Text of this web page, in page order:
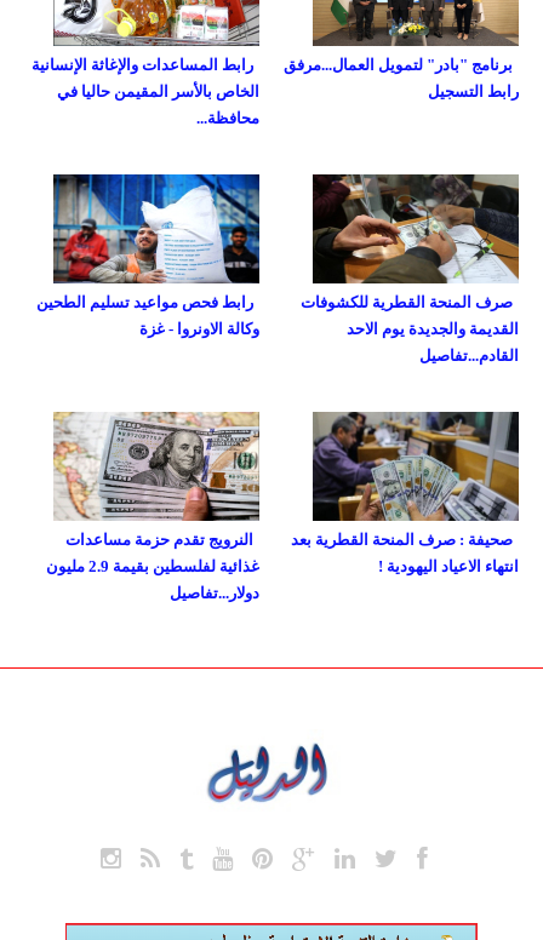
رابط المساعدات والإغاثة الإنسانية
الخاص بالأسر المقيمن حاليا في
محافظة...
برنامج "بادر" لتمويل العمال...مرفق
رابط التسجيل
رابط فحص مواعيد تسليم الطحين
وكالة الاونروا - غزة
صرف المنحة القطرية للكشوفات
القديمة والجديدة يوم الاحد
القادم...تفاصيل
النرويج تقدم حزمة مساعدات
غذائية لفلسطين بقيمة 2.9 مليون
دولار...تفاصيل
صحيفة : صرف المنحة القطرية بعد
انتهاء الاعياد اليهودية !